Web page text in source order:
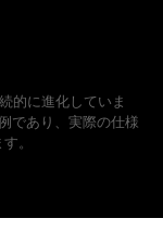
的に進化していま
であり、実際の仕様
。